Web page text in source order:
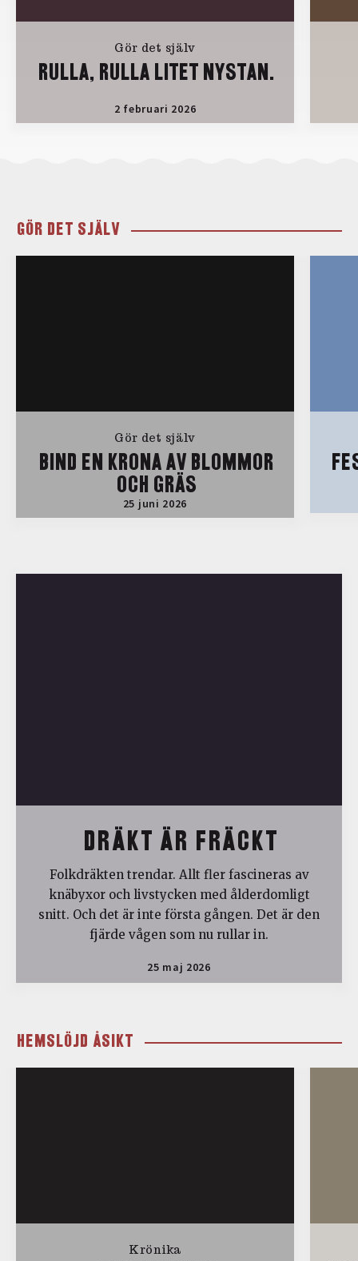
Gör det själv
RULLA, RULLA LITET NYSTAN.
2 februari 2026
GÖR DET SJÄLV
Gör det själv
BIND EN KRONA AV BLOMMOR
OCH GRÄS
25 juni 2026
DRÄKT ÄR FRÄCKT
Folkdräkten trendar. Allt fler fascineras av
knäbyxor och livstycken med ålderdomligt
snitt. Och det är inte första gången. Det är den
fjärde vågen som nu rullar in.
25 maj 2026
HEMSLÖJD ÅSIKT
Krönika